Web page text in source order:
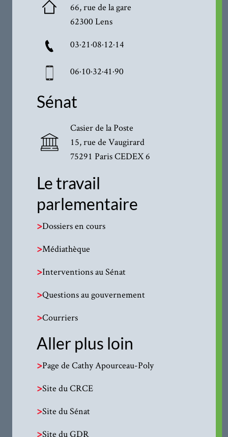
66, rue de la gare
62300 Lens
03·21·08·12·14
06·10·32·41·90
Sénat
Casier de la Poste
15, rue de Vaugirard
75291 Paris CEDEX 6
Le travail
parlementaire
>Dossiers en cours
>Médiathèque
>Interventions au Sénat
>Questions au gouvernement
>Courriers
Aller plus loin
>Page de Cathy Apourceau-Poly
>Site du CRCE
>Site du Sénat
>Site du GDR